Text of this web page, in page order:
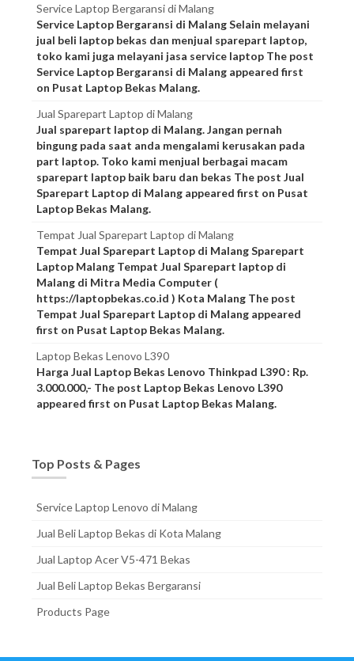
Service Laptop Bergaransi di Malang
Service Laptop Bergaransi di Malang Selain melayani
jual beli laptop bekas dan menjual sparepart laptop,
toko kami juga melayani jasa service laptop The post
Service Laptop Bergaransi di Malang appeared first
on Pusat Laptop Bekas Malang.
Jual Sparepart Laptop di Malang
Jual sparepart laptop di Malang. Jangan pernah
bingung pada saat anda mengalami kerusakan pada
part laptop. Toko kami menjual berbagai macam
sparepart laptop baik baru dan bekas The post Jual
Sparepart Laptop di Malang appeared first on Pusat
Laptop Bekas Malang.
Tempat Jual Sparepart Laptop di Malang
Tempat Jual Sparepart Laptop di Malang Sparepart
Laptop Malang Tempat Jual Sparepart laptop di
Malang di Mitra Media Computer (
https://laptopbekas.co.id ) Kota Malang The post
Tempat Jual Sparepart Laptop di Malang appeared
first on Pusat Laptop Bekas Malang.
Laptop Bekas Lenovo L390
Harga Jual Laptop Bekas Lenovo Thinkpad L390 : Rp.
3.000.000,- The post Laptop Bekas Lenovo L390
appeared first on Pusat Laptop Bekas Malang.
Top Posts & Pages
Service Laptop Lenovo di Malang
Jual Beli Laptop Bekas di Kota Malang
Jual Laptop Acer V5-471 Bekas
Jual Beli Laptop Bekas Bergaransi
Products Page